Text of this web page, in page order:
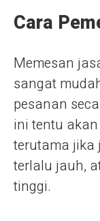
Cara
Memesan
sangat
pesanan
ini tentu
terutama jika
terlalu jauh,
tinggi.